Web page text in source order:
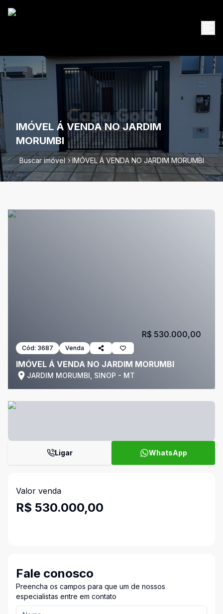
IMÓVEL Á VENDA NO JARDIM
MORUMBI
Buscar imóvel IMÓVEL Á VENDA NO JARDIM MORUMBI
Cód: 3687 Venda
IMÓVEL Á VENDA NO JARDIM MORUMBI
JARDIM MORUMBI, SINOP - MT
R$ 530.000,00
Ligar WhatsApp
Valor venda
R$ 530.000,00
Fale conosco
Preencha os campos para que um de nossos
especialistas entre em contato